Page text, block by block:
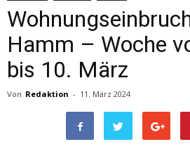
Hamm – Woche
bis 10. März
Von Redaktion - 11. März 2024